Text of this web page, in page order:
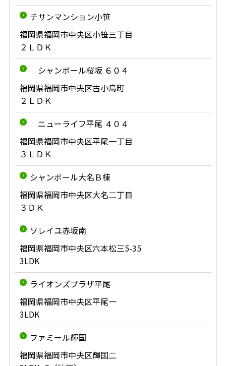
チサンマンション小笹
福岡県福岡市中央区小笹三丁目
２ＬＤＫ
シャンボール桜坂 ６０４
福岡県福岡市中央区古小烏町
２ＬＤＫ
ニューライフ平尾 ４０４
福岡県福岡市中央区平尾一丁目
３ＬＤＫ
シャンボール大名Ｂ棟
福岡県福岡市中央区大名二丁目
３ＤＫ
ソレイユ赤坂南
福岡県福岡市中央区六本松三5-35
3LDK
ライオンズプラザ平尾
福岡県福岡市中央区平尾一
3LDK
ファミール輝国
福岡県福岡市中央区輝国二